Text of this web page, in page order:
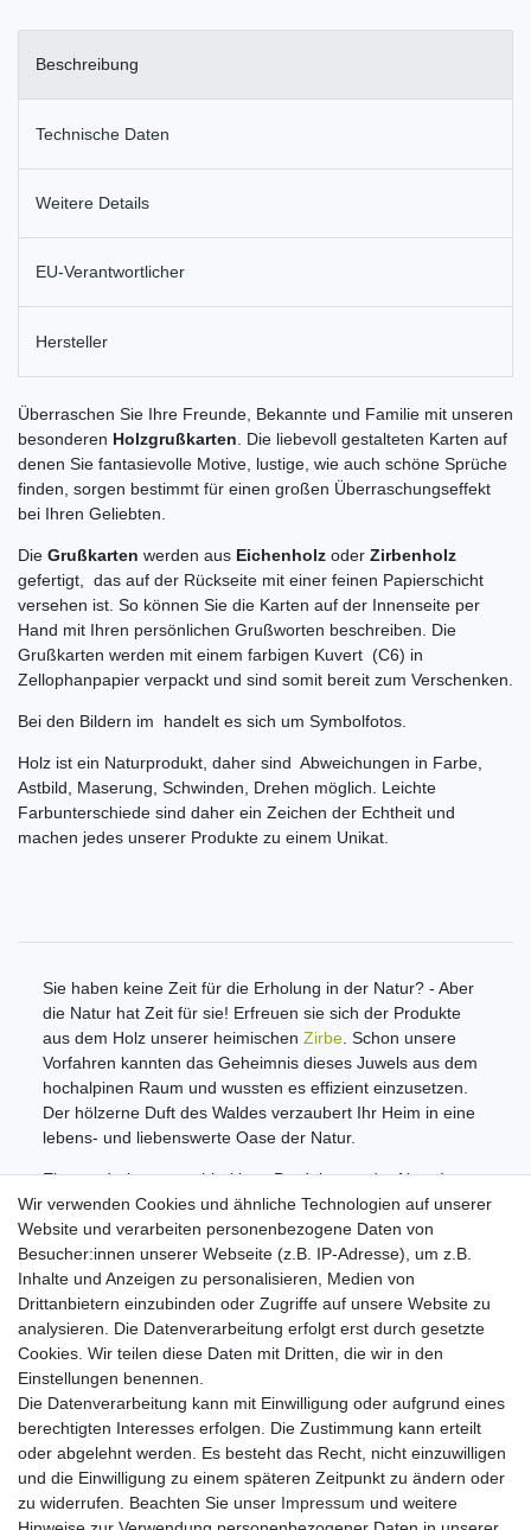
Beschreibung
Technische Daten
Weitere Details
EU-Verantwortlicher
Hersteller
Überraschen Sie Ihre Freunde, Bekannte und Familie mit unseren
besonderen Holzgrußkarten . Die liebevoll gestalteten Karten auf
denen Sie fantasievolle Motive, lustige, wie auch schöne Sprüche
finden, sorgen bestimmt für einen großen Überraschungseffekt
bei Ihren Geliebten.
Die Grußkarten werden aus Eichenholz oder Zirbenholz
gefertigt, das auf der Rückseite mit einer feinen Papierschicht
versehen ist. So können Sie die Karten auf der Innenseite per
Hand mit Ihren persönlichen Grußworten beschreiben. Die
Grußkarten werden mit einem farbigen Kuvert (C6) in
Zellophanpapier verpackt und sind somit bereit zum Verschenken.
Bei den Bildern im handelt es sich um Symbolfotos.
Holz ist ein Naturprodukt, daher sind Abweichungen in Farbe,
Astbild, Maserung, Schwinden, Drehen möglich. Leichte
Farbunterschiede sind daher ein Zeichen der Echtheit und
machen jedes unserer Produkte zu einem Unikat.
Sie haben keine Zeit für die Erholung in der Natur? - Aber
die Natur hat Zeit für sie! Erfreuen sie sich der Produkte
aus dem Holz unserer heimischen Zirbe . Schon unsere
Vorfahren kannten das Geheimnis dieses Juwels aus dem
hochalpinen Raum und wussten es effizient einzusetzen.
Der hölzerne Duft des Waldes verzaubert Ihr Heim in eine
lebens- und liebenswerte Oase der Natur.
Ein wunderbares nachhaltiges Produkt aus der Natur!
Informationen
Zahlungsmöglichkeiten
Versandinformationen
Kontakt
Wiederverkäufer / Händler
Social Media
Facebook
Instagram
Unsere Vorteile
kostenloser Versand ab 70 EUR
Wir verwenden Cookies und ähnliche Technologien auf unserer
Website und verarbeiten personenbezogene Daten von
Besucher:innen unserer Webseite (z.B. IP-Adresse), um z.B.
Inhalte und Anzeigen zu personalisieren, Medien von
Drittanbietern einzubinden oder Zugriffe auf unsere Website zu
analysieren. Die Datenverarbeitung erfolgt erst durch gesetzte
Cookies. Wir teilen diese Daten mit Dritten, die wir in den
Einstellungen benennen.
Die Datenverarbeitung kann mit Einwilligung oder aufgrund eines
berechtigten Interesses erfolgen. Die Zustimmung kann erteilt
oder abgelehnt werden. Es besteht das Recht, nicht einzuwilligen
und die Einwilligung zu einem späteren Zeitpunkt zu ändern oder
zu widerrufen. Beachten Sie unser Impressum und weitere